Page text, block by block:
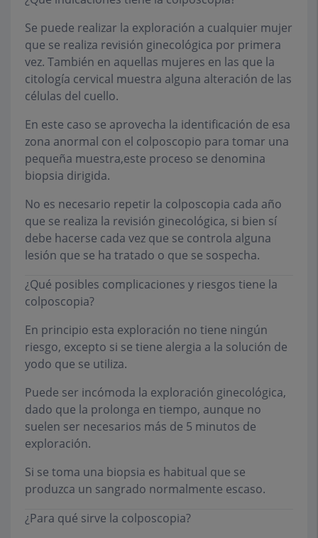
Se puede realizar la exploración a cualquier mujer
que se realiza revisión ginecológica por primera
vez. También en aquellas mujeres en las que la
citología cervical muestra alguna alteración de las
células del cuello.
En este caso se aprovecha la identificación de esa
zona anormal con el colposcopio para tomar una
pequeña muestra,este proceso se denomina
biopsia dirigida.
No es necesario repetir la colposcopia cada año
que se realiza la revisión ginecológica, si bien sí
debe hacerse cada vez que se controla alguna
lesión que se ha tratado o que se sospecha.
¿Qué posibles complicaciones y riesgos tiene la
colposcopia?
En principio esta exploración no tiene ningún
riesgo, excepto si se tiene alergia a la solución de
yodo que se utiliza.
Puede ser incómoda la exploración ginecológica,
dado que la prolonga en tiempo, aunque no
suelen ser necesarios más de 5 minutos de
exploración.
Si se toma una biopsia es habitual que se
produzca un sangrado normalmente escaso.
¿Para qué sirve la colposcopia?